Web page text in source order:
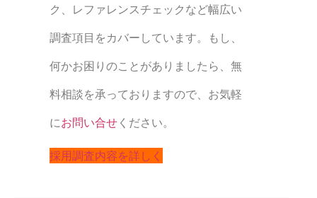
ク、レファレンスチェックなど幅広い
調査項目をカバーしています。もし、
何かお困りのことがありましたら、無
料相談を承っておりますので、お気軽
にお問い合せください。
採用調査内容を詳しく